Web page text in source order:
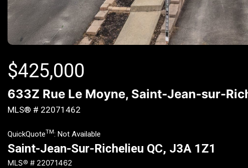
$425,000
633Z Rue Le Moyne, Saint-Jean-sur-
MLS® # 22071462
QuickQuoteTM: Not Available
Saint-Jean-Sur-Richelieu QC, J3A 1Z1
MLS® # 22071462